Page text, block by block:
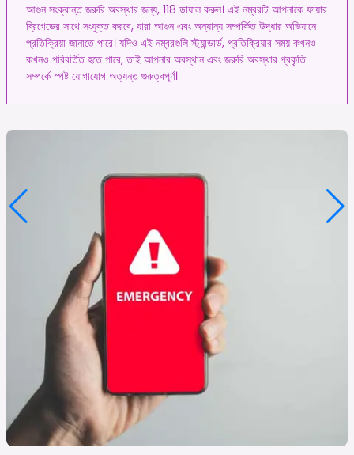
আগুন সংক্রান্ত জরুরি অবস্থার জন্য, 118 ডায়াল করুন। এই নম্বরটি আপনাকে ফায়ার
ব্রিগেডের সাথে সংযুক্ত করবে, যারা আগুন এবং অন্যান্য সম্পর্কিত উদ্ধার অভিযানে
প্রতিক্রিয়া জানাতে পারে। যদিও এই নম্বরগুলি স্ট্যান্ডার্ড, প্রতিক্রিয়ার সময় কখনও
কখনও পরিবর্তিত হতে পারে, তাই আপনার অবস্থান এবং জরুরি অবস্থার প্রকৃতি
সম্পর্কে স্পষ্ট যোগাযোগ অত্যন্ত গুরুত্বপূর্ণ।